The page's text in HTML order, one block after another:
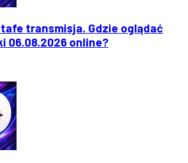
transmisja. Gdzie oglądać
06.08.2026 online?